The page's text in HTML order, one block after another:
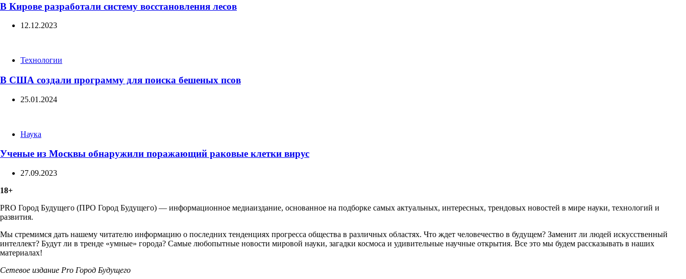
В Кирове разработали систему восстановления лесов
12.12.2023
CategoriesТехнологии
В США создали программу для поиска бешеных псов
25.01.2024
Categories
Наука
Ученые из Москвы обнаружили поражающий раковые клетки вирус
27.09.2023
18+
PRO Город Будущего (ПРО Город Будущего) — информационное медиаиздание, основанное на подборке самых актуальных, интересных, трендовых новостей в мире науки, технологий и
развития.
Мы стремимся дать нашему читателю информацию о последних тенденциях прогресса общества в различных областях. Что ждет человечество в будущем? Заменит ли людей искусственный
интеллект? Будут ли в тренде «умные» города? Самые любопытные новости мировой науки, загадки космоса и удивительные научные открытия. Все это мы будем рассказывать в наших
материалах!
Сетевое издание Рrо Город Будущего